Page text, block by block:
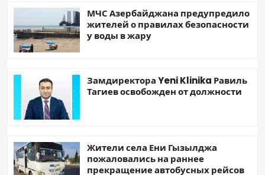
МЧС Азербайджана предупредило
жителей о правилах безопасности
у воды в жару
Замдиректора Yeni Klinika Равиль
Тагиев освобожден от должности
Жители села Ени Гызылджа
пожаловались на раннее
прекращение автобусных рейсов